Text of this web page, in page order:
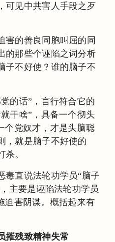
可见中共害人手段之歹
害的善良同胞叫屈的同
的那些个诬陷之词分析
子不好使？谁的脑子不
的话”，言行符合它的
干啥”，具备一个彻头
个党奴才，才是头脑聪
，就是脑子不好使的
杀。
毒直说法轮功学员“脑子
主要是诬陷法轮功学员
迫害阴谋。概括起来有
摧残致精神失常